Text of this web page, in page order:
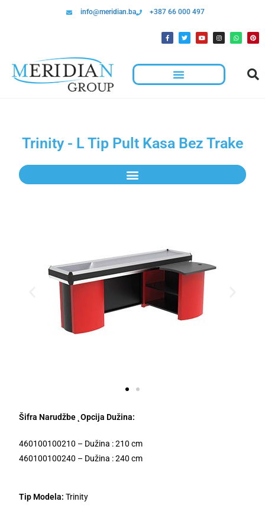
info@meridian.ba +387 66 000 497
Trinity - L Tip Pult Kasa Bez Trake
Šifra Narudžbe ˛Opcija Dužina:
460100100210 – Dužina : 210 cm
460100100240 – Dužina : 240 cm
Tip Modela: Trinity